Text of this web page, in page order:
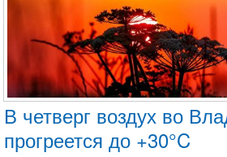
В четверг воздух во
прогреется до +30°C